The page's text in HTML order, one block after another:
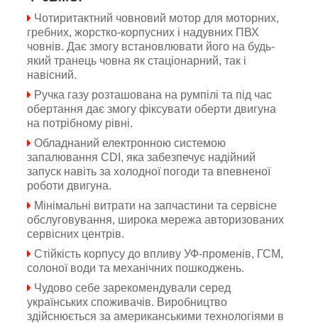
Чотиритактний човновий мотор для моторних,
гребних, жорстко-корпусних і надувних ПВХ
човнів. Дає змогу встановлювати його на будь-
який транець човна як стаціонарний, так і
навісний.
Ручка газу розташована на румпілі та під час
обертання дає змогу фіксувати оберти двигуна
на потрібному рівні.
Обладнаний електронною системою
запалювання CDI , яка забезпечує надійний
запуск навіть за холодної погоди та впевненої
роботи двигуна.
Мінімальні витрати на запчастини та сервісне
обслуговування, широка мережа авторизованих
сервісних центрів.
Стійкість корпусу до впливу УФ-променів, ГСМ,
солоної води та механічних пошкоджень.
Чудово себе зарекомендували серед
українських споживачів. Виробництво
здійснюється за американськими технологіями в